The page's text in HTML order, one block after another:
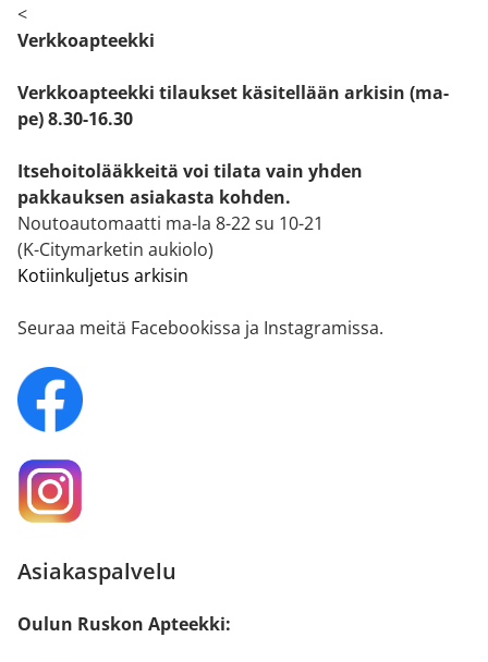
<
Verkkoapteekki
Verkkoapteekki tilaukset käsitellään arkisin (ma-
pe) 8.30-16.30
Itsehoitolääkkeitä voi tilata vain yhden
pakkauksen asiakasta kohden.
Noutoautomaatti ma-la 8-22 su 10-21
(K-Citymarketin aukiolo)
Kotiinkuljetus arkisin
Seuraa meitä Facebookissa ja Instagramissa.
Asiakaspalvelu
Oulun Ruskon Apteekki: